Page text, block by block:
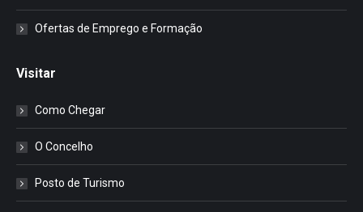
Ofertas de Emprego e Formação
Visitar
Como Chegar
O Concelho
Posto de Turismo